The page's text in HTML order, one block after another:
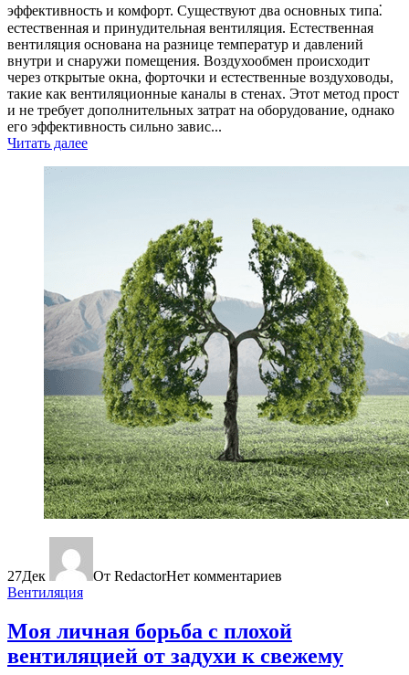
эффективность и комфорт. Существуют два основных типа⁚
естественная и принудительная вентиляция. Естественная
вентиляция основана на разнице температур и давлений
внутри и снаружи помещения. Воздухообмен происходит
через открытые окна, форточки и естественные воздуховоды,
такие как вентиляционные каналы в стенах. Этот метод прост
и не требует дополнительных затрат на оборудование, однако
его эффективность сильно завис...
Читать далее
27Дек От RedactorНет комментариев
Вентиляция
Моя личная борьба с плохой
вентиляцией от задухи к свежему